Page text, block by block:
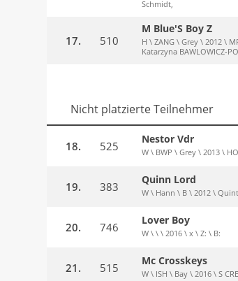
Schmidt,
17. 510
M Blue'S Boy Z
H \ ZANG \ Grey \ 2012 \
Katarzyna BAWLOWICZ-
Nicht platzierte Teilnehmer
18. 525
Nestor Vdr
W \ BWP \ Grey \ 2013 \
19. 383
Quinn Lord
W \ Hann \ B \ 2012 \
20. 746
Lover Boy
W \ \ \ 2016 \ x \ Z: \ B:
21. 515
Mc Crosskeys
W \ ISH \ Bay \ 2016 \ S